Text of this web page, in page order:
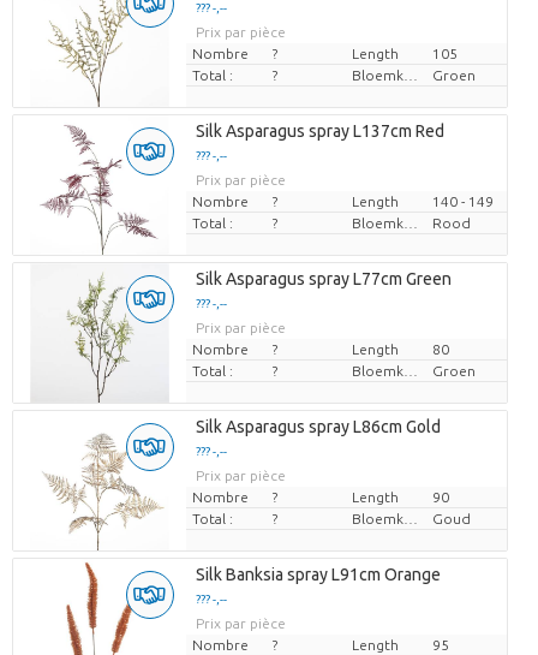
??? -,--
Prix par pièce
Nombre
? Length
105
Total :
? Groen
Silk Asparagus spray L137cm Red
??? -,--
Prix par pièce
Nombre
? Length
140 - 149
Total :
? Rood
Silk Asparagus spray L77cm Green
??? -,--
Prix par pièce
Nombre
? Length
80
Total :
? Groen
Silk Asparagus spray L86cm Gold
??? -,--
Prix par pièce
Nombre
? Length
90
Total :
? Goud
Silk Banksia spray L91cm Orange
??? -,--
Prix par pièce
Nombre
? Length
95